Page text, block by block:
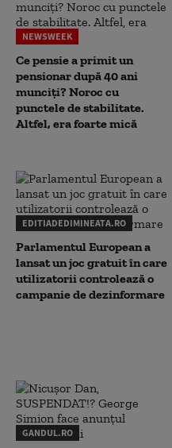
NEWSWEEK
Ce pensie a primit un
pensionar după 40 ani
munciți? Noroc cu
punctele de stabilitate.
Altfel, era foarte mică
EDITIADEDIMINEATA.RO
Parlamentul European a
lansat un joc gratuit în care
utilizatorii controlează o
campanie de dezinformare
GANDUL.RO